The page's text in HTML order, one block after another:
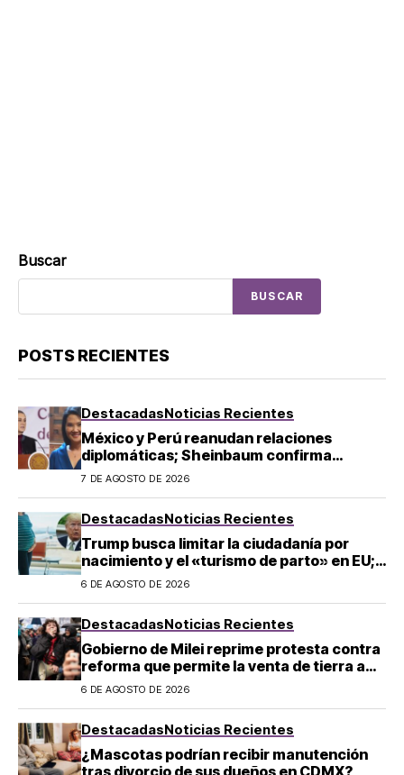
Buscar
BUSCAR
POSTS RECIENTES
DestacadasNoticias Recientes
México y Perú reanudan relaciones
diplomáticas; Sheinbaum confirma
llegada de Betssy Chávez al país
7 DE AGOSTO DE 2026
DestacadasNoticias Recientes
Trump busca limitar la ciudadanía por
nacimiento y el «turismo de parto» en EU;
¿a quién afecta?
6 DE AGOSTO DE 2026
DestacadasNoticias Recientes
Gobierno de Milei reprime protesta contra
reforma que permite la venta de tierra a
extranjeros en Argentina
6 DE AGOSTO DE 2026
DestacadasNoticias Recientes
¿Mascotas podrían recibir manutención